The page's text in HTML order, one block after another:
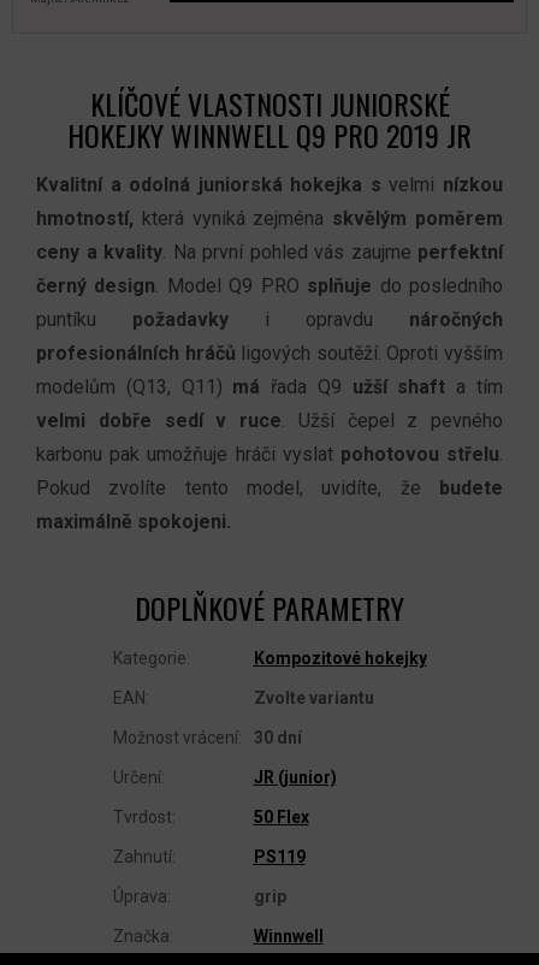
KLÍČOVÉ VLASTNOSTI JUNIORSKÉ
HOKEJKY WINNWELL Q9 PRO 2019 JR
Kvalitní a odolná juniorská hokejka svelmi nízkou
hmotností, která vyniká zejména skvělým poměrem
ceny a kvality. Na první pohled vás zaujme perfektní
černý design. Model Q9 PRO splňuje do posledního
puntíku požadavky i opravdu náročných
profesionálních hráčů ligových soutěží. Oproti vyšším
modelům (Q13, Q11) má řada Q9 užší shaft a tím
velmi dobře sedí v ruce. Užší čepel z pevného
karbonu pak umožňuje hráči vyslat pohotovou střelu.
Pokud zvolíte tento model, uvidíte, že budete
maximálně spokojeni.
DOPLŇKOVÉ PARAMETRY
Kategorie: Kompozitové hokejky
EAN: Zvolte variantu
Možnost vrácení: 30 dní
Určení: JR (junior)
Tvrdost: 50 Flex
Zahnutí: PS119
Úprava: grip
Značka: Winnwell